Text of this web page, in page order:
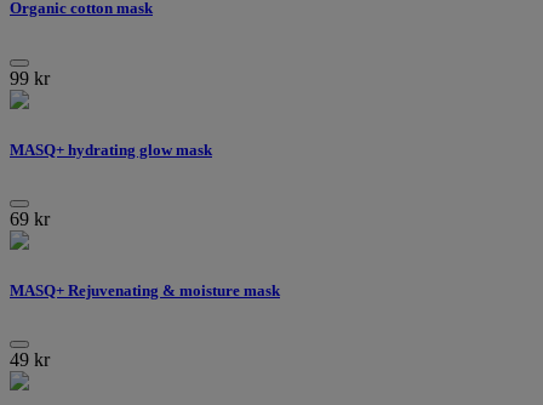
Organic cotton mask
99 kr
MASQ+ hydrating glow mask
69 kr
MASQ+ Rejuvenating & moisture mask
49 kr